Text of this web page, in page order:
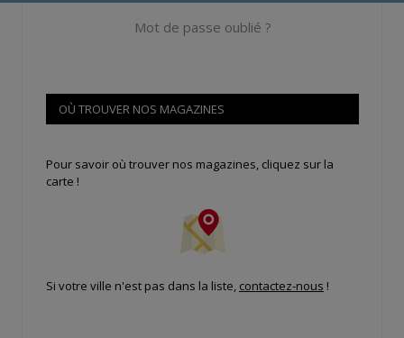
Mot de passe oublié ?
OÙ TROUVER NOS MAGAZINES
Pour savoir où trouver nos magazines, cliquez sur la
carte !
Si votre ville n'est pas dans la liste, contactez-nous !